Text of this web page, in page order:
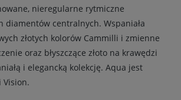
nieregularne rytmiczne
diamentów centralnych. Wspaniała
złotych kolorów Cammilli i zmienne
oraz błyszczące złoto na krawędzi
i elegancką kolekcję. Aqua jest
Vision.